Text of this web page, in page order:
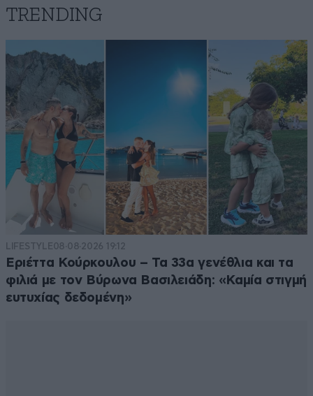
TRENDING
LIFESTYLE08·08·2026 19:12
Εριέττα Κούρκουλου – Τα 33α γενέθλια και τα
φιλιά με τον Βύρωνα Βασιλειάδη: «Καμία στιγμή
ευτυχίας δεδομένη»